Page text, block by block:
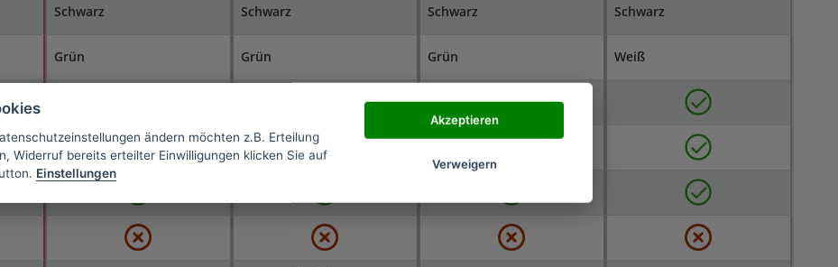
Schwarz Schwarz Schwarz Schwarz
Grün Grün Grün Weiß
ändern möchten z.B. Erteilung
Widerruf bereits erteilter Einwilligungen klicken Sie auf
Einstellungen
Akzeptieren
Verweigern